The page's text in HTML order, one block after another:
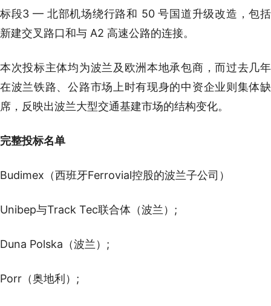
标段3 — 北部机场绕行路和 50 号国道升级改造，包括
新建交叉路口和与 A2 高速公路的连接。
本次投标主体均为波兰及欧洲本地承包商，而过去几年
在波兰铁路、公路市场上时有现身的中资企业则集体缺
席，反映出波兰大型交通基建市场的结构变化。
完整投标名单
Budimex（西班牙Ferrovial控股的波兰子公司）
Unibep与Track Tec联合体（波兰）;
Duna Polska（波兰）;
Porr（奥地利）;